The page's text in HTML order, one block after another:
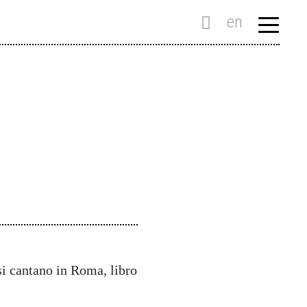
en
cantano in Roma, libro